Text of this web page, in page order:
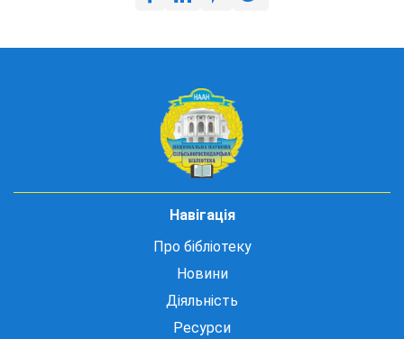
Навігація
Про бібліотеку
Новини
Діяльність
Ресурси